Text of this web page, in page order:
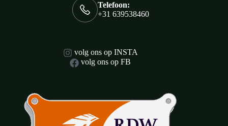
Telefoon:
+31 639538460
volg ons op INSTA
volg ons op FB